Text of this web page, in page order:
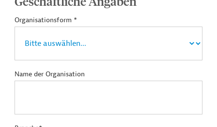
Organisationsform *
Name der Organisation